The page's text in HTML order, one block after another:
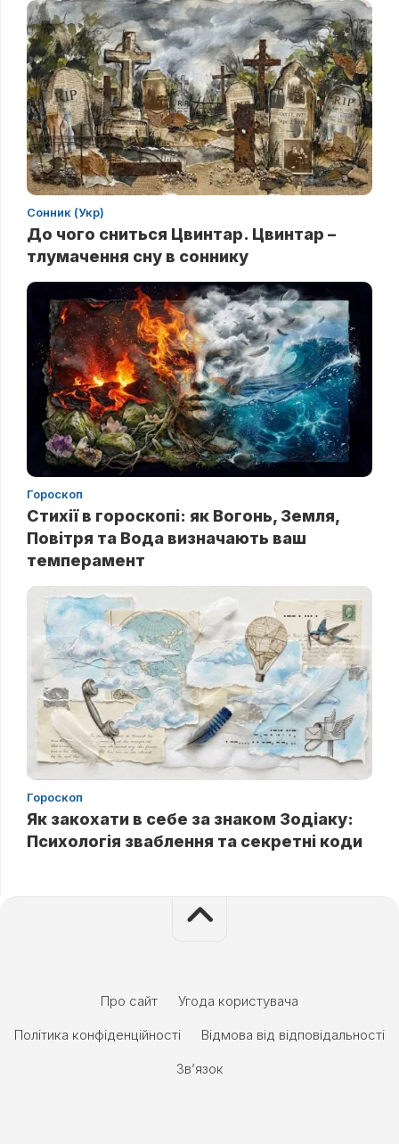
Сонник (Укр)
До чого сниться Цвинтар. Цвинтар –
тлумачення сну в соннику
Гороскоп
Стихії в гороскопі: як Вогонь, Земля,
Повітря та Вода визначають ваш
темперамент
Гороскоп
Як закохати в себе за знаком Зодіаку:
Психологія зваблення та секретні коди
Про сайт
Угода користувача
Політика конфіденційності
Відмова від відповідальності
Зв’язок